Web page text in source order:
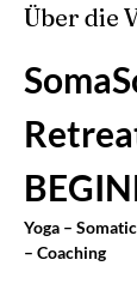
Über die
Yoga –
– Coaching